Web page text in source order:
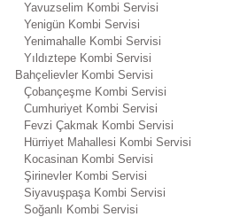
Yavuzselim Kombi Servisi
Yenigün Kombi Servisi
Yenimahalle Kombi Servisi
Yıldıztepe Kombi Servisi
Bahçelievler Kombi Servisi
Çobançeşme Kombi Servisi
Cumhuriyet Kombi Servisi
Fevzi Çakmak Kombi Servisi
Hürriyet Mahallesi Kombi Servisi
Kocasinan Kombi Servisi
Şirinevler Kombi Servisi
Siyavuşpaşa Kombi Servisi
Soğanlı Kombi Servisi